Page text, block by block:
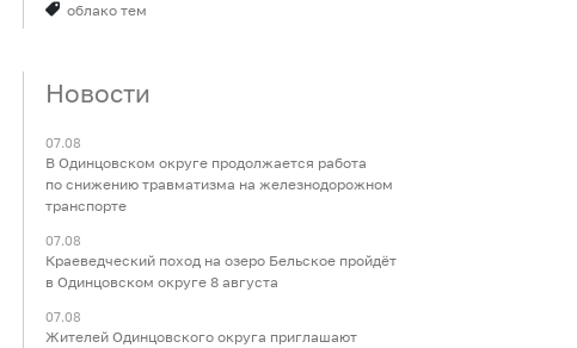
облако тем
Новости
07.08
В Одинцовском округе продолжается работа
по снижению травматизма на железнодорожном
транспорте
07.08
Краеведческий поход на озеро Бельское пройдёт
в Одинцовском округе 8 августа
07.08
Жителей Одинцовского округа приглашают